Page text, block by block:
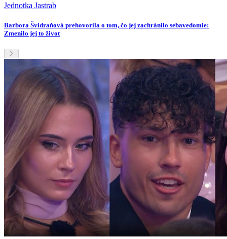
Jednotka Jastrab
Barbora Švidraňová prehovorila o tom, čo jej zachránilo sebavedomie:
Zmenilo jej to život